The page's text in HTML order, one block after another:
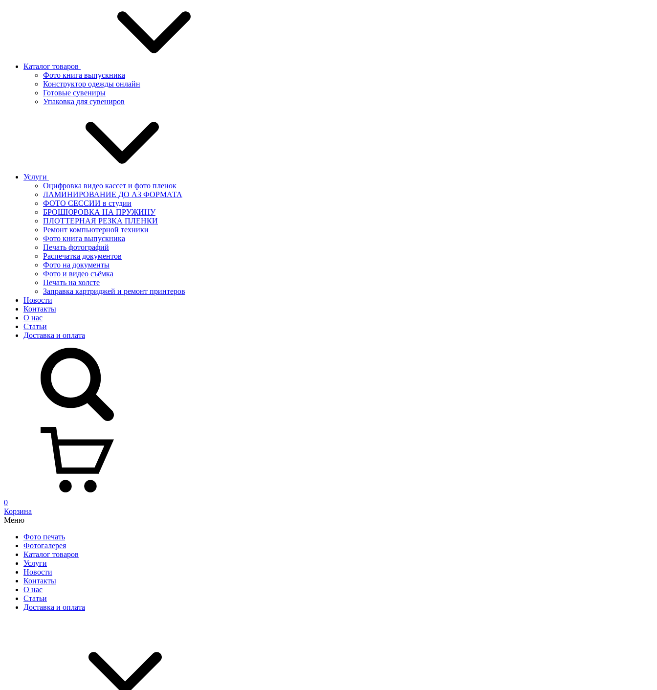
Каталог товаров
Фото книга выпускника
Конструктор одежды онлайн
Готовые сувениры
Упаковка для сувениров
Услуги
Оцифровка видео кассет и фото пленок
ЛАМИНИРОВАНИЕ ДО А3 ФОРМАТА
ФОТО СЕССИИ в студии
БРОШЮРОВКА НА ПРУЖИНУ
ПЛОТТЕРНАЯ РЕЗКА ПЛЕНКИ
Ремонт компьютерной техники
Фото книга выпускника
Печать фотографий
Распечатка документов
Фото на документы
Фото и видео съёмка
Печать на холсте
Заправка картриджей и ремонт принтеров
Новости
Контакты
О нас
Статьи
Доставка и оплата
0
Корзина
Меню
Фото печать
Фотогалерея
Каталог товаров
Услуги
Новости
Контакты
О нас
Статьи
Доставка и оплата